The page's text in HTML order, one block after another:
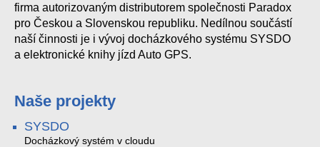
firma autorizovaným distributorem společnosti Paradox
pro Českou a Slovenskou republiku. Nedílnou součástí
naší činnosti je i vývoj docházkového systému SYSDO
a elektronické knihy jízd Auto GPS.
Naše projekty
SYSDO
Docházkový systém v cloudu